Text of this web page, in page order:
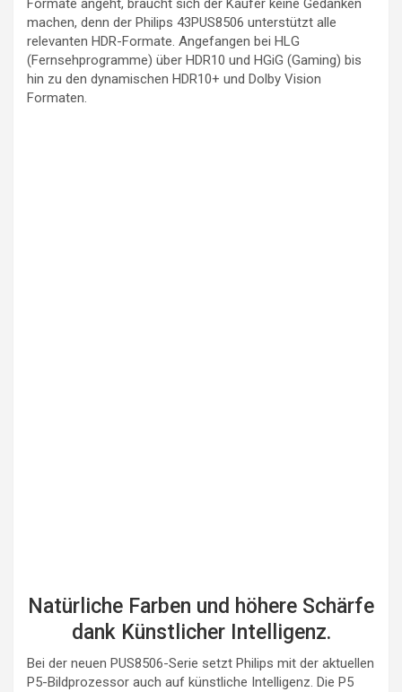
Formate angeht, braucht sich der Käufer keine Gedanken
machen, denn der Philips 43PUS8506 unterstützt alle
relevanten HDR-Formate. Angefangen bei HLG
(Fernsehprogramme) über HDR10 und HGiG (Gaming) bis
hin zu den dynamischen HDR10+ und Dolby Vision
Formaten.
Natürliche Farben und höhere Schärfe
dank Künstlicher Intelligenz.
Bei der neuen PUS8506-Serie setzt Philips mit der aktuellen
P5-Bildprozessor auch auf künstliche Intelligenz. Die P5